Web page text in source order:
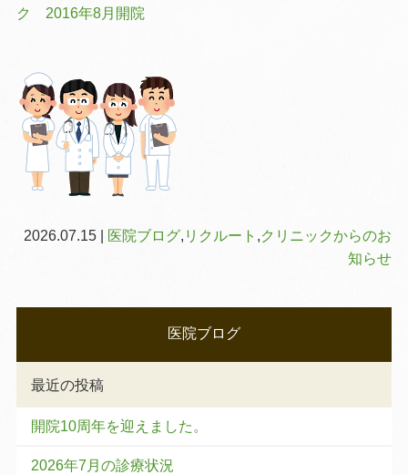
ク 2016年8月開院
2026.07.15 | 医院ブログ, リクルート ,クリニックからのお
知らせ
医院ブログ
最近の投稿
開院10周年を迎えました。
2026年7月の診療状況